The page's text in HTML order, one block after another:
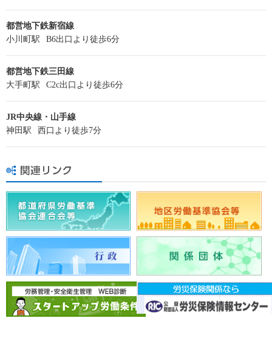
都営地下鉄新宿線
小川町駅
B6出口より徒歩6分
都営地下鉄三田線
大手町駅
C2c出口より徒歩6分
JR中央線・山手線
神田駅
西口より徒歩7分